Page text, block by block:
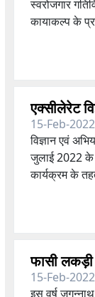
स्वरोजगार
कायाकल्प के
एक्सीलेरेट
15-Feb-2022
विज्ञान एवं
जुलाई 2022 के
कार्यक्रम के
फासी लकड़ी
15-Feb-2022
इस वर्ष